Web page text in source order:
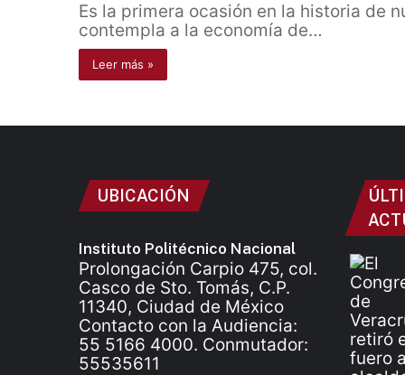
Es la primera ocasión en la historia de
contempla a la economía de…
Leer más »
UBICACIÓN
Instituto Politécnico Nacional
Prolongación Carpio 475, col.
Casco de Sto. Tomás, C.P.
11340, Ciudad de México
Contacto con la Audiencia:
55 5166 4000. Conmutador:
55535611